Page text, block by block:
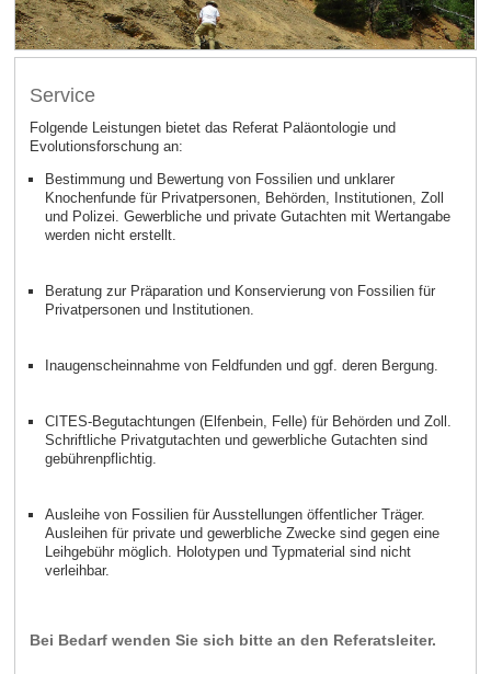
Service
Folgende Leistungen bietet das Referat Paläontologie und
Evolutionsforschung an:
Bestimmung und Bewertung von Fossilien und unklarer
Knochenfunde für Privatpersonen, Behörden, Institutionen, Zoll
und Polizei. Gewerbliche und private Gutachten mit Wertangabe
werden nicht erstellt.
Beratung zur Präparation und Konservierung von Fossilien für
Privatpersonen und Institutionen.
Inaugenscheinnahme von Feldfunden und ggf. deren Bergung.
CITES-Begutachtungen (Elfenbein, Felle) für Behörden und Zoll.
Schriftliche Privatgutachten und gewerbliche Gutachten sind
gebührenpflichtig.
Ausleihe von Fossilien für Ausstellungen öffentlicher Träger.
Ausleihen für private und gewerbliche Zwecke sind gegen eine
Leihgebühr möglich. Holotypen und Typmaterial sind nicht
verleihbar.
Bei Bedarf wenden Sie sich bitte an den Referatsleiter.